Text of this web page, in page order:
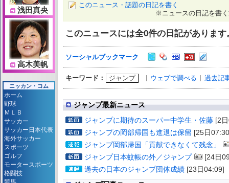
このニュース・話題の日記を書く
※ニュースの日記を書
このニュースには全0件の日記があります
ソーシャルブックマーク
キーワード： ジャンプ ウェブで調べる 過去記
ジャンプ最新ニュース
ジャンプに期待のスーパー中学生・佐藤 [2
ジャンプの岡部帰国も進退は保留 [25日
ジャンプ岡部帰国「貢献できなくて残念」
ジャンプ日本蚊帳の外／ジャンプ
[24日
過去の日本のジャンプ団体成績 [23日04:09]
浅田真央
高木美帆
ニッカン・コム
ホーム
野球
ＭＬＢ
サッカー
サッカー日本代表
海外サッカー
スポーツ
ゴルフ
モータースポーツ
格闘技